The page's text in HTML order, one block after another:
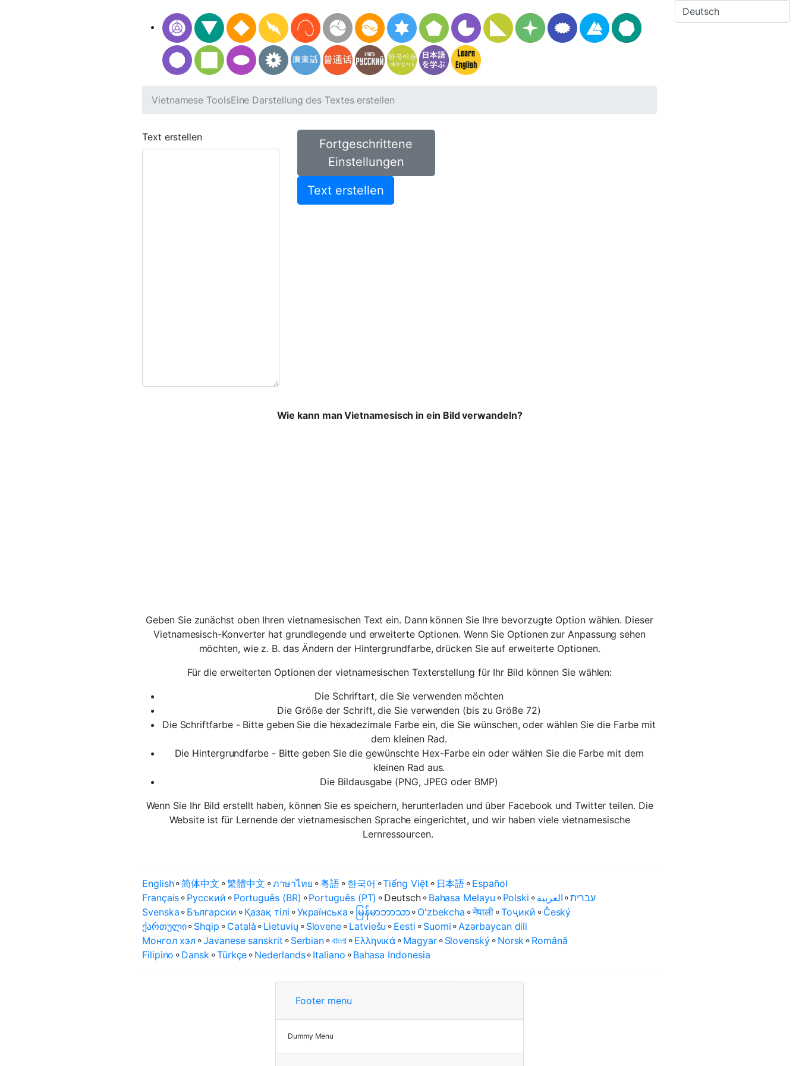
Vietnamese ToolsEine Darstellung des Textes erstellen
Text erstellen
Fortgeschrittene
Einstellungen
Text erstellen
Wie kann man Vietnamesisch in ein Bild verwandeln?
Geben Sie zunächst oben Ihren vietnamesischen Text ein. Dann können Sie Ihre bevorzugte Option wählen. Dieser
Vietnamesisch-Konverter hat grundlegende und erweiterte Optionen. Wenn Sie Optionen zur Anpassung sehen
möchten, wie z. B. das Ändern der Hintergrundfarbe, drücken Sie auf erweiterte Optionen.
Für die erweiterten Optionen der vietnamesischen Texterstellung für Ihr Bild können Sie wählen:
Die Schriftart, die Sie verwenden möchten
Die Größe der Schrift, die Sie verwenden (bis zu Größe 72)
Die Schriftfarbe - Bitte geben Sie die hexadezimale Farbe ein, die Sie wünschen, oder wählen Sie die Farbe mit
dem kleinen Rad.
Die Hintergrundfarbe - Bitte geben Sie die gewünschte Hex-Farbe ein oder wählen Sie die Farbe mit dem
kleinen Rad aus.
Die Bildausgabe (PNG, JPEG oder BMP)
Wenn Sie Ihr Bild erstellt haben, können Sie es speichern, herunterladen und über Facebook und Twitter teilen. Die
Website ist für Lernende der vietnamesischen Sprache eingerichtet, und wir haben viele vietnamesische
Lernressourcen.
English⚬简体中文 ⚬繁體中文 ⚬ภาษาไทย ⚬粵語⚬ 한국어 ⚬Tiếng Việt ⚬ 日本語 ⚬ Español
Français ⚬ Русский ⚬ Português (BR) ⚬Português (PT) ⚬ Deutsch⚬ Bahasa Melayu ⚬ Polski ⚬ العربية‏ ⚬עברית‏
Svenska ⚬ Български ⚬ Қазақ тілі ⚬Українська ⚬ မြန်မာဘာသာ⚬ Oʻzbekcha ⚬नेपाली ⚬Тоҷикӣ ⚬ Český
ქართული⚬ Shqip ⚬ Català ⚬ Lietuvių ⚬ Slovene ⚬ Latviešu ⚬ Eesti ⚬ Suomi ⚬Azərbaycan dili
Монгол хэл ⚬Javanese sanskrit ⚬ Serbian ⚬বাংলা⚬ Ελληνικά ⚬ Magyar⚬ Slovenský⚬ Norsk ⚬ Română
Filipino ⚬ Dansk⚬Türkçe ⚬ Nederlands⚬ Italiano ⚬ Bahasa Indonesia
Footer menu
Dummy Menu